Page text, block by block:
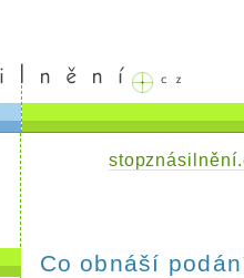
Co obnáší